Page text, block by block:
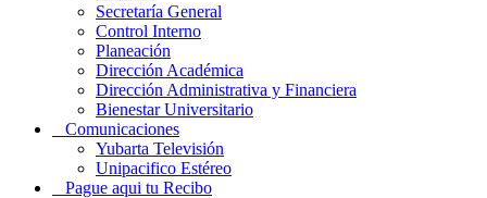
Secretaría General
Control Interno
Planeación
Dirección Académica
Dirección Administrativa y Financiera
Bienestar Universitario
Comunicaciones
Yubarta Televisión
Unipacifico Estéreo
Pague aqui tu Recibo